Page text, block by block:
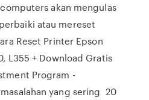
akan mengulas
atau mereset
Reset Printer Epson
L355 + Download Gratis
Program -
yang sering 20